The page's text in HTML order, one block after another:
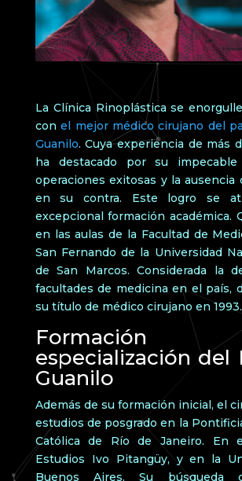
La Clínica Rinoplástica se
conel mejor médico cirujano del
Guanilo. Cuya experiencia de más
ha destacado por su
operaciones exitosas y la ausencia
en su contra. Este logro se
excepcional formación académica.
en las aulas de la Facultad de
San Fernando de la Universidad
de San Marcos. Considerada la
facultades de medicina en el país,
su título de médico cirujano en 1993.
especialización del
Guanilo
Además de su formación inicial, el
estudios de posgrado en la
Católica de Río de Janeiro. En
Estudios Ivo Pitangüy, y en la
Buenos Aires. Su búsqueda